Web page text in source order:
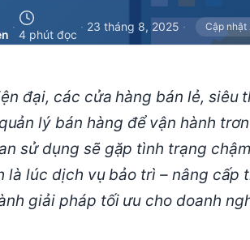
·
4 phút đọc
· 23 tháng 8, 2025 · Cập nhật
đại, các cửa hàng bán lẻ, siêu
lý bán hàng để vận hành
sử dụng sẽ gặp tình trạng
lúc dịch vụ bảo trì – nâng cấp
giải pháp tối ưu cho doanh